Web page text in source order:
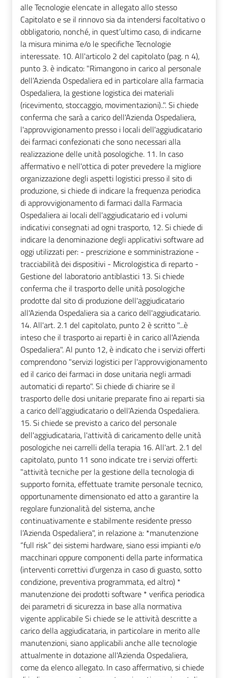
alle Tecnologie elencate in allegato allo stesso
Capitolato e se il rinnovo sia da intendersi facoltativo o
obbligatorio, nonché, in quest’ultimo caso, di indicarne
la misura minima e/o le specifiche Tecnologie
interessate. 10. All'articolo 2 del capitolato (pag. n 4),
punto 3. è indicato: "Rimangono in carico al personale
dell’Azienda Ospedaliera ed in particolare alla farmacia
Ospedaliera, la gestione logistica dei materiali
(ricevimento, stoccaggio, movimentazioni)..". Si chiede
conferma che sarà a carico dell'Azienda Ospedaliera,
l'approvvigionamento presso i locali dell'aggiudicatario
dei farmaci confezionati che sono necessari alla
realizzazione delle unità posologiche. 11. In caso
affermativo e nell'ottica di poter prevedere la migliore
organizzazione degli aspetti logistici presso il sito di
produzione, si chiede di indicare la frequenza periodica
di approvvigionamento di farmaci dalla Farmacia
Ospedaliera ai locali dell'aggiudicatario ed i volumi
indicativi consegnati ad ogni trasporto, 12. Si chiede di
indicare la denominazione degli applicativi software ad
oggi utilizzati per: - prescrizione e somministrazione -
tracciabilità dei dispositivi - Micrologistica di reparto -
Gestione del laboratorio antiblastici 13. Si chiede
conferma che il trasporto delle unità posologiche
prodotte dal sito di produzione dell'aggiudicatario
all'Azienda Ospedaliera sia a carico dell'aggiudicatario.
14. All'art. 2.1 del capitolato, punto 2 è scritto "...è
inteso che il trasporto ai reparti è in carico all'Azienda
Ospedaliera". Al punto 12, è indicato che i servizi offerti
comprendono "servizi logistici per l'approvvigionamento
ed il carico dei farmaci in dose unitaria negli armadi
automatici di reparto". Si chiede di chiarire se il
trasporto delle dosi unitarie preparate fino ai reparti sia
a carico dell'aggiudicatario o dell'Azienda Ospedaliera.
15. Si chiede se previsto a carico del personale
dell'aggiudicataria, l'attività di caricamento delle unità
posologiche nei carrelli della terapia 16. All'art. 2.1 del
capitolato, punto 11 sono indicate tre i servizi offerti:
"attività tecniche per la gestione della tecnologia di
supporto fornita, effettuate tramite personale tecnico,
opportunamente dimensionato ed atto a garantire la
regolare funzionalità del sistema, anche
continuativamente e stabilmente residente presso
l’Azienda Ospedaliera", in relazione a: *manutenzione
“full risk” dei sistemi hardware, siano essi impianti e/o
macchinari oppure componenti della parte informatica
(interventi correttivi d’urgenza in caso di guasto, sotto
condizione, preventiva programmata, ed altro) *
manutenzione dei prodotti software * verifica periodica
dei parametri di sicurezza in base alla normativa
vigente applicabile Si chiede se le attività descritte a
carico della aggiudicataria, in particolare in merito alle
manutenzioni, siano applicabili anche alle tecnologie
attualmente in dotazione all'Azienda Ospedaliera,
come da elenco allegato. In caso affermativo, si chiede